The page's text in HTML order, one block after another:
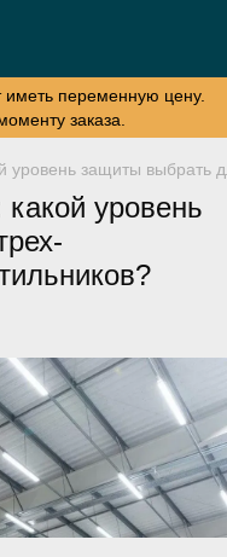
иметь переменную цену.
заказа.
уровень защиты выбрать
уровень